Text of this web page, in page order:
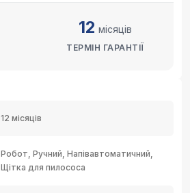
12 місяців
ТЕРМІН ГАРАНТІЇ
12 місяців
Робот, Ручний, Напівавтоматичний,
Щітка для пилососа